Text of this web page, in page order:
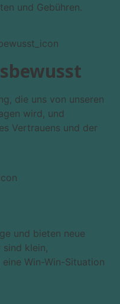
und Gebühren.
die uns von unseren
wird, und
Vertrauens und der
und bieten neue
klein,
Win-Win-Situation